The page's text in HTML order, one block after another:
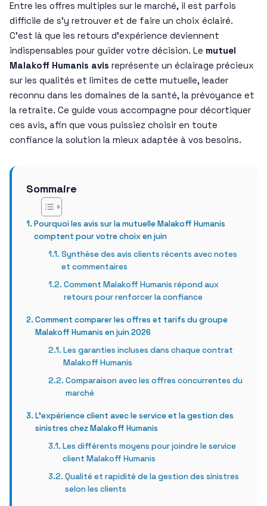
Entre les offres multiples sur le marché, il est parfois
difficile de s’y retrouver et de faire un choix éclairé.
C’est là que les retours d’expérience deviennent
indispensables pour guider votre décision. Le mutuel
Malakoff Humanis avis représente un éclairage précieux
sur les qualités et limites de cette mutuelle, leader
reconnu dans les domaines de la santé, la prévoyance et
la retraite. Ce guide vous accompagne pour décortiquer
ces avis, afin que vous puissiez choisir en toute
confiance la solution la mieux adaptée à vos besoins.
Sommaire
Pourquoi les avis sur la mutuelle Malakoff Humanis
comptent pour votre choix en juin
Synthèse des avis clients récents avec notes
et commentaires
Comment Malakoff Humanis répond aux
retours pour renforcer la confiance
Comment comparer les offres et tarifs du groupe
Malakoff Humanis en juin 2026
Les garanties incluses dans chaque contrat
Malakoff Humanis
Comparaison avec les offres concurrentes du
marché
L’expérience client avec le service et la gestion des
sinistres chez Malakoff Humanis
Les différents moyens pour joindre le service
client Malakoff Humanis
Qualité et rapidité de la gestion des sinistres
selon les clients